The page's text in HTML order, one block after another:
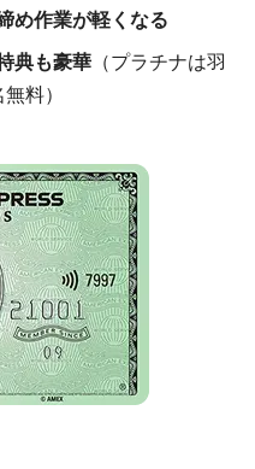
め作業が軽くなる
典も豪華 （プラチナは羽
料）